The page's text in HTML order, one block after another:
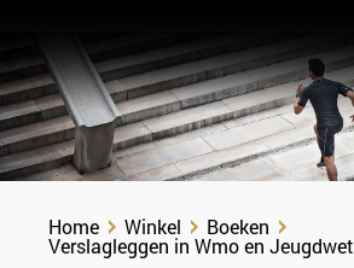
Home Winkel Boeken
Verslagleggen in Wmo en Jeugdwet